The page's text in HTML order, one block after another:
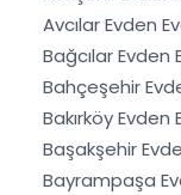
Avcılar Evden
Bağcılar Evden
Bahçeşehir
Bakırköy Evden
Başakşehir
Bayrampaşa